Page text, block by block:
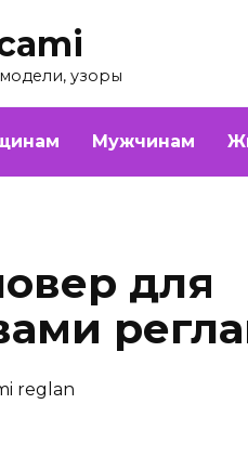
узоры
Мужчинам
для